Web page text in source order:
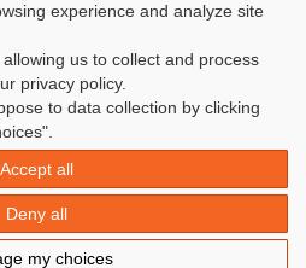
reserved | Design by
experience and analyze site
us to collect and process
privacy policy.
to data collection by clicking
Accept all
Deny all
my choices